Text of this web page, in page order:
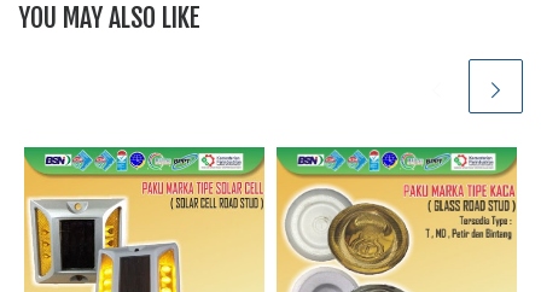
YOU MAY ALSO LIKE